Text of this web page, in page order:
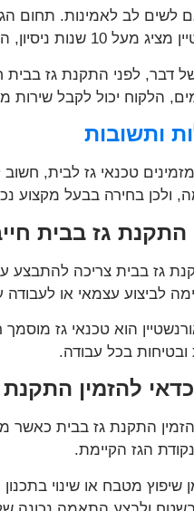
לשים לב לאמינות. תחום
2 ומחויבות למקצועיות ובטיחות, ואלו פרטים שמחזקים את תחושת הביטחון בבחירה.
דבר, לפני התקנת גז
הלקוח יכול לקבל שירות
ותשובות
טכנאי גז לבית,
ולכן בחירה בבעל מקצוע
גז בבית
גז בבית צריכה להתבצע
לביצוע עצמאי או לעבודה
ובטיחות בכל עבודה.
להזמין
התקנת גז בבית כאשר
הגז הקיימת.
שיפוץ מטבח או שינוי